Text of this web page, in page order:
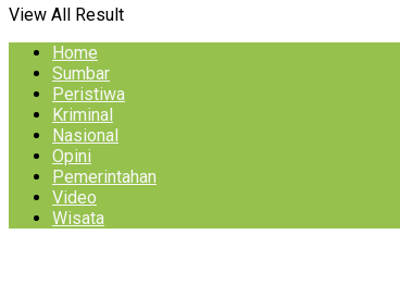
View All Result
Home
Sumbar
Peristiwa
Kriminal
Nasional
Opini
Pemerintahan
Video
Wisata